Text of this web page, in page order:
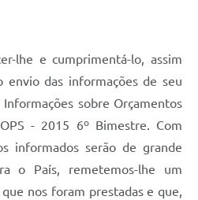
lhe e cumprimentá-lo, assim
envio das informações de seu
sobre Orçamentos
- 2015 6º Bimestre. Com
informados serão de grande
o País, remetemos-lhe um
nos foram prestadas e que,